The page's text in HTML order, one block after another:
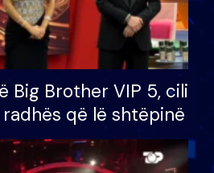
Big Brother VIP 5, cili
që lë shtëpinë